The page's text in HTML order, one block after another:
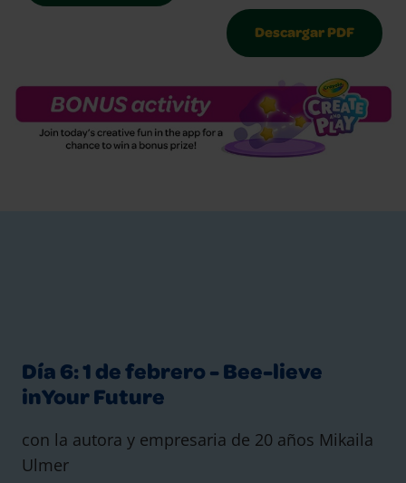
Descargar PDF
Día 6: 1 de febrero - Bee-lieve
inYour Future
con la autora y empresaria de 20 años Mikaila
Ulmer